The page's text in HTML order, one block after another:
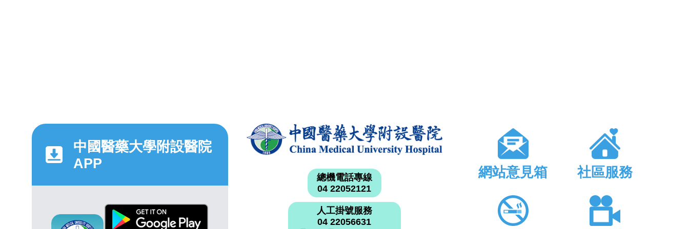
中國醫藥大學附設醫院
APP
總機電話專線
04 22052121
人工掛號服務
04 22056631
網站意見箱 社區服務